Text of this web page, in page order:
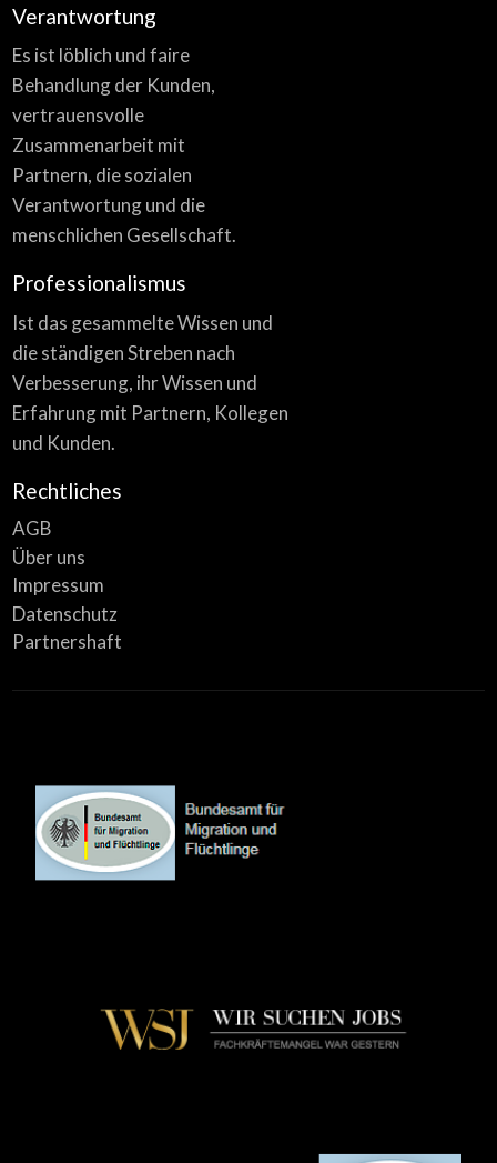
Verantwortung
Es ist löblich und faire
Behandlung der Kunden,
vertrauensvolle
Zusammenarbeit mit
Partnern, die sozialen
Verantwortung und die
menschlichen Gesellschaft.
Professionalismus
Ist das gesammelte Wissen und
die ständigen Streben nach
Verbesserung, ihr Wissen und
Erfahrung mit Partnern, Kollegen
und Kunden.
Rechtliches
AGB
Über uns
Impressum
Datenschutz
Partnershaft